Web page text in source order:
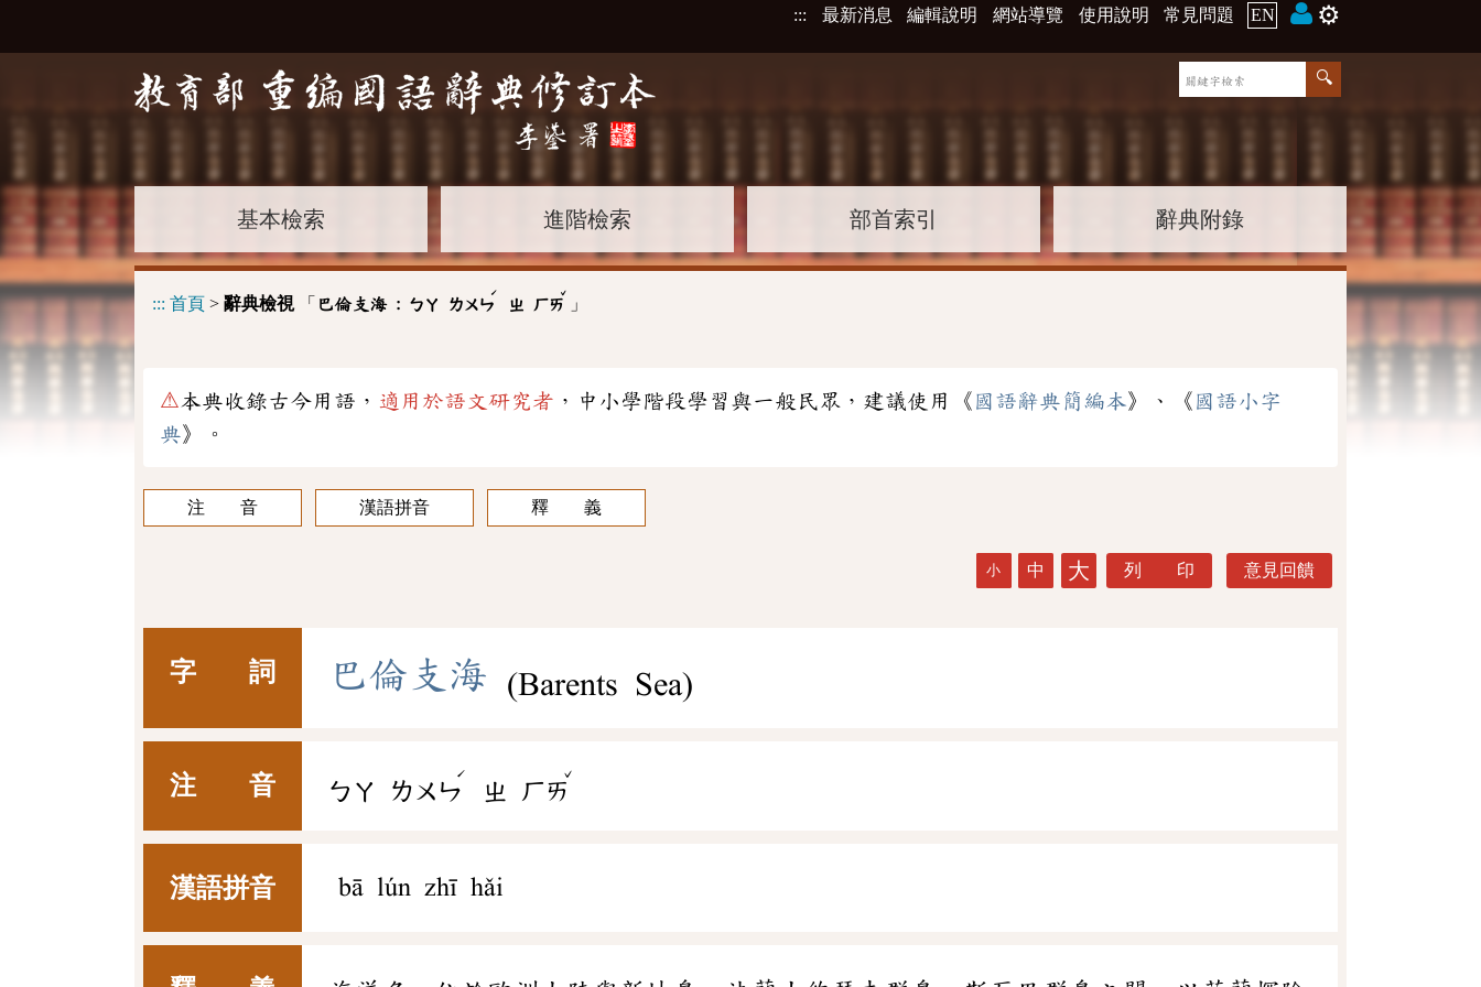
::: 最新消息 編輯說明 網站導覽 使用說明 常見問題 EN ⚙️
基本檢索 進階檢索 部首索引 辭典附錄
::: 首頁 > 辭典檢視「 巴倫支海 : ㄅㄚ ㄌㄨㄣ
ˊ
ㄓ ㄏㄞ
ˇ
」
⚠本典收錄古今用語， 適用於語文研究者 ，中小學階段學習與一般民眾，建議使用《 國語辭典簡編本》、《 國語小字
典》。
注 音 漢語拼音 釋 義
小 中 大 列 印 意見回饋
字 詞 巴倫 支 海 (Barents Sea)
注 音 ㄅㄚ ㄌㄨㄣ
ˊ
ㄓ ㄏㄞ
ˇ
漢語拼音 bā lún zhī hǎi